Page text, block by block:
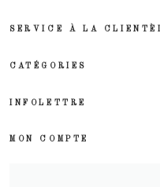
SERVICE À LA
CATÉGORIES
INFOLETTRE
MON COMPTE